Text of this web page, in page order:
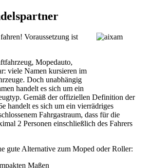
Voraussetzung ist
Mopedauto,
viele Namen kursieren im
Doch unabhängig
handelt es sich um ein
Gemäß der offiziellen Definition der
handelt es sich um ein vierrädriges
Fahrgastraum, dass für die
2 Personen einschließlich des Fahrers
gute Alternative zum Moped oder Roller:
Maßen